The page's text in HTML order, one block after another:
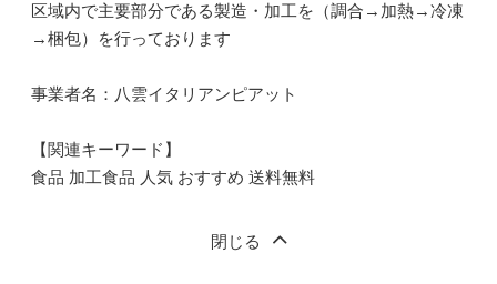
区域内で主要部分である製造・加工を（調合→加熱→冷凍
→梱包）を行っております
事業者名：八雲イタリアンピアット
【関連キーワード】
食品 加工食品 人気 おすすめ 送料無料
閉じる